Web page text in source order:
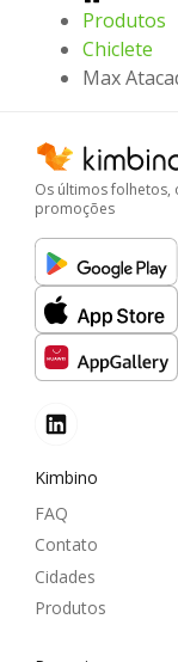
Produtos
Chiclete
Max
Os últimos folhetos,
promoções
Kimbino
FAQ
Contato
Cidades
Produtos